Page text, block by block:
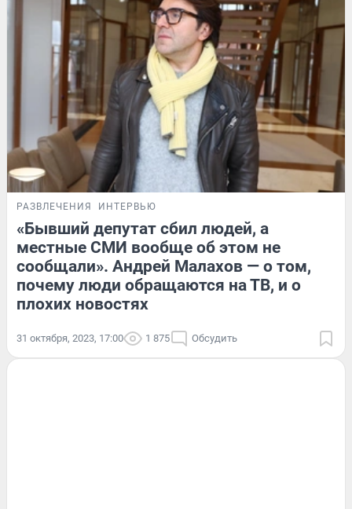
РАЗВЛЕЧЕНИЯ ИНТЕРВЬЮ
«Бывший депутат сбил людей, а
местные СМИ вообще об этом не
сообщали». Андрей Малахов — о том,
почему люди обращаются на ТВ, и о
плохих новостях
31 октября, 2023, 17:00 1 875 Обсудить